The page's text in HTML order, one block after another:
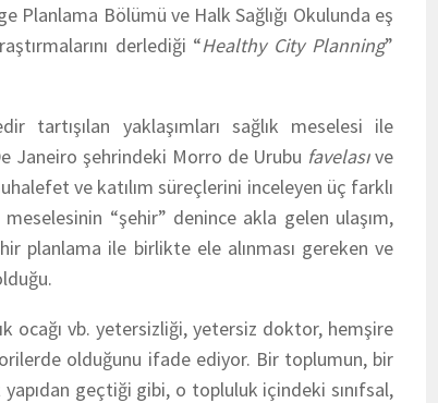
Planlama Bölümü ve Halk Sağlığı Okulunda eş
derlediği “Healthy City Planning”
tartışılan yaklaşımları sağlık meselesi ile
Janeiro şehrindeki Morro de Urubu favelasıve
ve katılım süreçlerini inceleyen üç farklı
“şehir” denince akla gelen ulaşım,
planlama ile birlikte ele alınması gereken ve
ocağı vb. yetersizliği, yetersiz doktor, hemşire
olduğunu ifade ediyor. Bir toplumun, bir
geçtiği gibi, o topluluk içindeki sınıfsal,